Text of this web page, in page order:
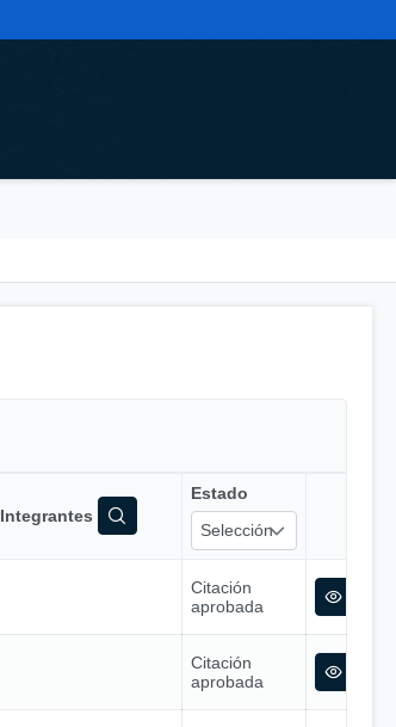
Integrantes
Estado
Selección
Citación
aprobada
Citación
aprobada